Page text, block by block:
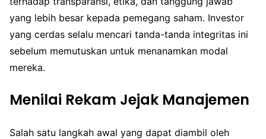
yang lebih besar kepada pemegang saham. Investor
yang cerdas selalu mencari tanda-tanda integritas ini
sebelum memutuskan untuk menanamkan modal
mereka.
Menilai Rekam Jejak Manajemen
Salah satu langkah awal yang dapat diambil oleh